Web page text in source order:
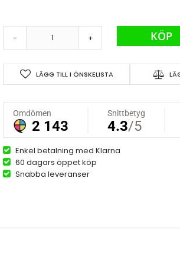
- + KÖP
LÄGG TILL I ÖNSKELISTA
Enkel betalning med Klarna
60 dagars öppet köp
Snabba leveranser